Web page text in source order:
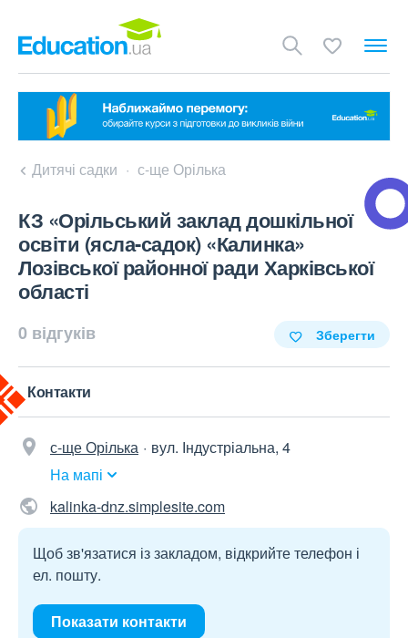
Дитячі садки с-ще Орілька
КЗ «Орільський заклад дошкільної
освіти (ясла-садок) «Калинка»
Лозівської районної ради Харківської
області
0 відгуків Зберегти
Контакти
с-ще Орілька
вул. Індустріальна, 4
На мапі
kalinka-dnz.simplesite.com
Щоб зв'язатися із закладом, відкрийте телефон і
ел. пошту.
Показати контакти